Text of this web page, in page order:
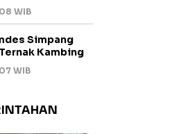
WIB
Simpang
Kambing
WIB